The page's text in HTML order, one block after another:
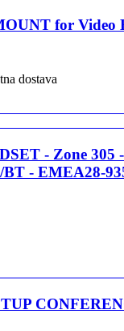
for Video
dostava
- Zone 305
- EMEA28-